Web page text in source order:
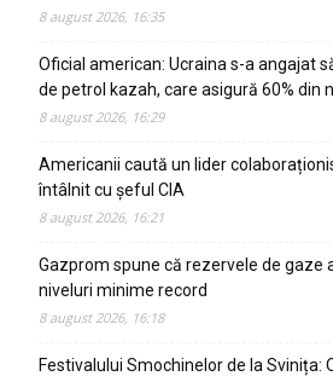
8 august 2026, 16:35
Oficial american: Ucraina s-a angajat
de petrol kazah, care asigură 60% din
8 august 2026, 16:29
Americanii caută un lider
întâlnit cu șeful CIA
8 august 2026, 16:21
Gazprom spune că rezervele de gaze
niveluri minime record
8 august 2026, 16:18
Festivalului Smochinelor de la Svinița: